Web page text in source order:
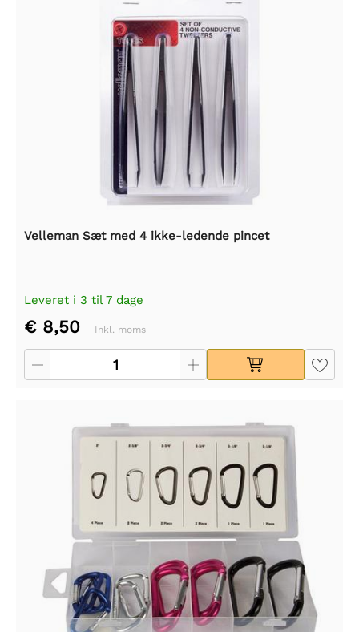
Velleman Sæt med 4 ikke-ledende pincet
Leveret i 3 til 7 dage
€ 8,50 Inkl. moms